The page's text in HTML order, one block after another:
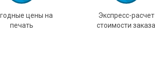
цены на
печать
Экспресс-расчет
стоимости заказа